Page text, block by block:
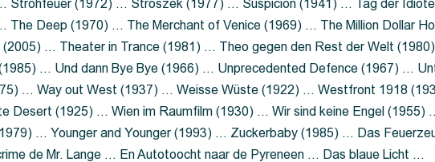
Strohfeuer (1972) … Stroszek (1977) … Suspicion (1941) … Tag der
Deep (1970) … The Merchant of Venice (1969) … The Million Dollar
(2005) … Theater in Trance (1981) … Theo gegen den Rest der Welt
(1985) … Und dann Bye Bye (1966) … Unprecedented Defence (1967) …
… Way out West (1937) … Weisse Wüste (1922) … Westfront 1918
Desert (1925) … Wien im Raumfilm (1930) … Wir sind keine Engel (1955)
… Younger and Younger (1993) … Zuckerbaby (1985) … Das
de Mr. Lange … En Autotoocht naar de Pyreneen … Das blaue Licht …